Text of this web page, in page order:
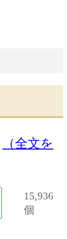
（全文を
15,936
個